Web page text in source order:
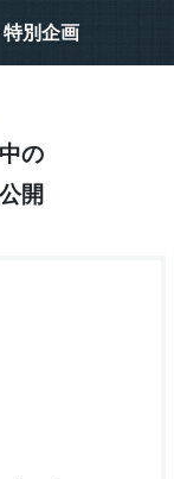
特別企画
の
開